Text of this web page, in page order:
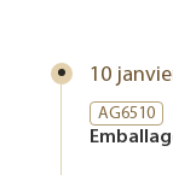
10
AG6510